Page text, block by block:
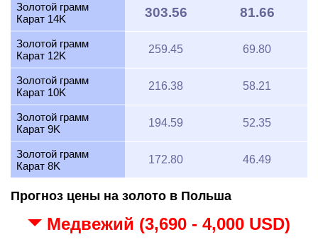
Золотой грамм
Карат 14K
303.56 81.66
Золотой грамм
Карат 12K
259.45 69.80
Золотой грамм
Карат 10K
216.38 58.21
Золотой грамм
Карат 9K
194.59 52.35
Золотой грамм
Карат 8K
172.80 46.49
Прогноз цены на золото в Польша
Медвежий (3,690 - 4,000 USD)